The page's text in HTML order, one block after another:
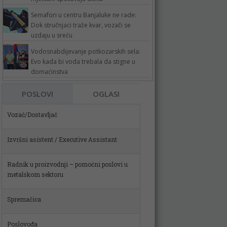
Semafori u centru Banjaluke ne rade:
Dok stručnjaci traže kvar, vozači se
uzdaju u sreću
Vodosnabdijevanje potkozarskih sela:
Evo kada bi voda trebala da stigne u
domaćinstva
POSLOVI OGLASI
Vozač/Dostavljač
Izvršni asistent / Executive Assistant
Radnik u proizvodnji – pomoćni poslovi u
Spremačica
Poslovođa
Skladištar (m)